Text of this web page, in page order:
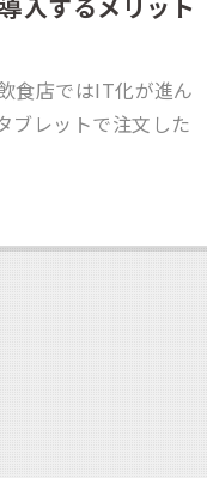
食店ではIT化が進ん
ブレットで注文した